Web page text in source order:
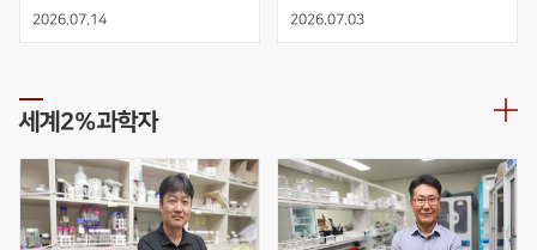
AIED 발표
2026.07.14
NO2 기반 PECVD 공정을
2026.07.03
세계2%과학자